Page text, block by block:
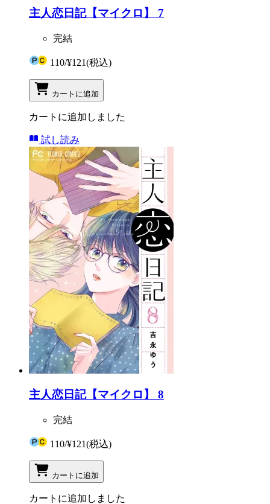
主人恋日記【マイクロ】 7
完結
110/¥121(税込)
カートに追加
カートに追加しました
試し読み
主人恋日記【マイクロ】 8
完結
110/¥121(税込)
カートに追加
カートに追加しました